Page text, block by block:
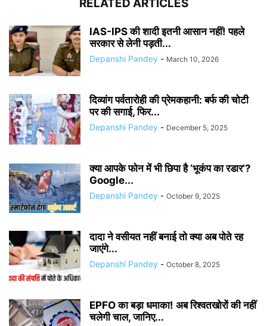
RELATED ARTICLES
IAS-IPS की शादी इतनी आसान नहीं! पहले
सरकार से लेनी पड़ती...
Depanshi Pandey - March 10, 2026
दिव्यांग पर्वतारोही की प्रेमकहानी: बर्फ की चोटी
पर की सगाई, फिर...
Depanshi Pandey - December 5, 2025
क्या आपके फोन में भी छिपा है ‘भूकंप का रडार’?
Google...
Depanshi Pandey - October 9, 2025
दादा ने वसीयत नहीं बनाई तो क्या अब पोते रह
जाएंगे...
Depanshi Pandey - October 8, 2025
EPFO का बड़ा धमाका! अब रिश्वतखोरों की नहीं
चलेगी चाल, जानिए...